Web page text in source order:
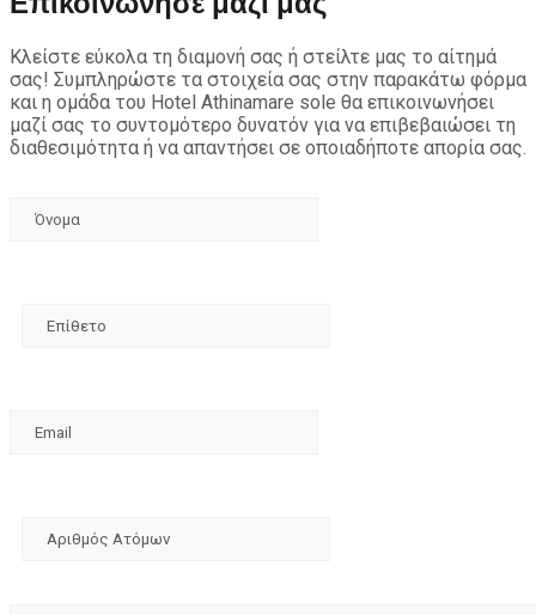
Κλείστε εύκολα τη διαμονή σας ή στείλτε μας το αίτημά
σας! Συμπληρώστε τα στοιχεία σας στην παρακάτω φόρμα
και η ομάδα του Hotel Athinamare sole θα επικοινωνήσει
μαζί σας το συντομότερο δυνατόν για να επιβεβαιώσει τη
διαθεσιμότητα ή να απαντήσει σε οποιαδήποτε απορία σας.